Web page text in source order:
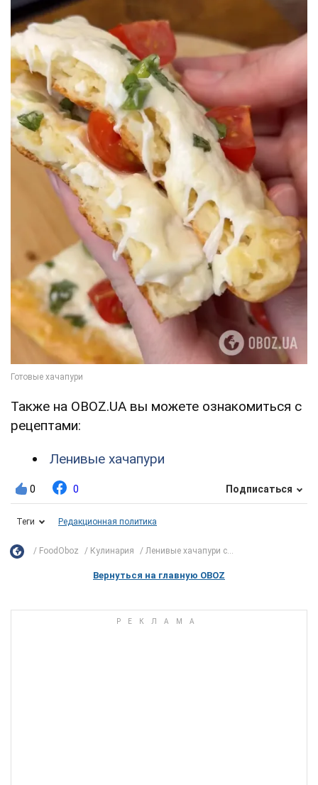
Также на OBOZ.UA вы можете ознакомиться с
рецептами:
Ленивые хачапури
0 0 Подписаться
Теги Редакционная политика
FoodOboz Кулинария Ленивые хачапури с...
Вернуться на главную OBOZ